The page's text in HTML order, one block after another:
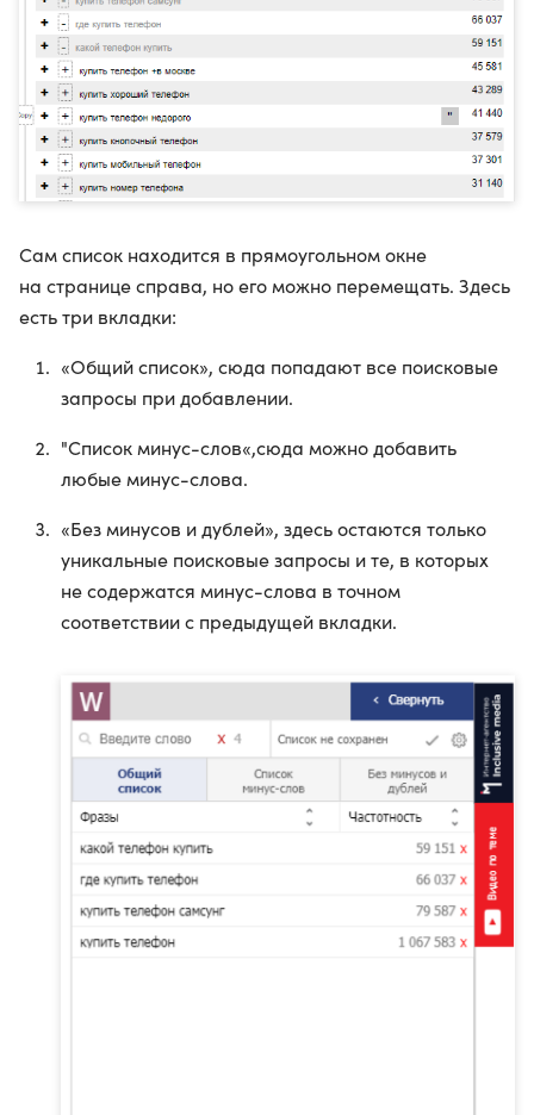
Сам список находится в прямоугольном окне
на странице справа, но его можно перемещать. Здесь
есть три вкладки:
«Общий список», сюда попадают все поисковые
запросы при добавлении.
"Список минус-слов«,сюда можно добавить
любые минус-слова.
«Без минусов и дублей», здесь остаются только
уникальные поисковые запросы и те, в которых
не содержатся минус-слова в точном
соответствии с предыдущей вкладки.